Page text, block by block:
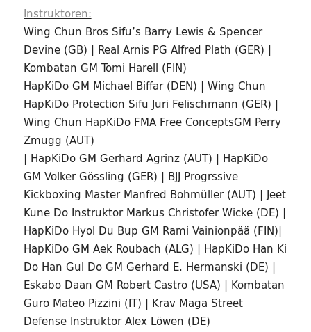
Instruktoren:
Wing Chun Bros Sifu’s Barry Lewis & Spencer
Devine (GB) | Real Arnis PG Alfred Plath (GER) |
Kombatan GM Tomi Harell (FIN)
HapKiDo GM Michael Biffar (DEN) | Wing Chun
HapKiDo Protection Sifu Juri Felischmann (GER) |
Wing Chun HapKiDo FMA Free ConceptsGM Perry
Zmugg (AUT)
| HapKiDo GM Gerhard Agrinz (AUT) | HapKiDo
GM Volker Gössling (GER) | BJJ Progrssive
Kickboxing Master Manfred Bohmüller (AUT) | Jeet
Kune Do Instruktor Markus Christofer Wicke (DE) |
HapKiDo Hyol Du Bup GM Rami Vainionpää (FIN)|
HapKiDo GM Aek Roubach (ALG) | HapKiDo Han Ki
Do Han Gul Do GM Gerhard E. Hermanski (DE) |
Eskabo Daan GM Robert Castro (USA) | Kombatan
Guro Mateo Pizzini (IT) | Krav Maga Street
Defense Instruktor Alex Löwen (DE)